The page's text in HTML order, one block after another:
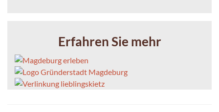
Erfahren Sie mehr